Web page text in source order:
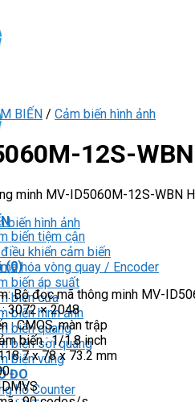
biến tiệm cận
khiển cảm biến
hóa vòng quay / Encoder
biến áp suất
biến cửa
biến hình ảnh
biến quang
biến sợi quang
biến vùng
ĐO
hồ Counter
BIẾN / Cảm biến hình ảnh
12S-WBN
minh MV-ID5060M-12S-WBN
biến hình ảnh
(0)
Bộ đọc mã thông minh MV-
3072 × 2048
: CMOS, màn trập
biến : 1/1.8 inch
x 78 x 73.2 mm